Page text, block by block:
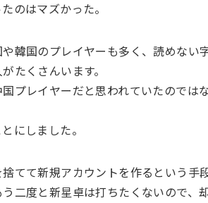
のはマズかった。
韓国のプレイヤーも多く、読めない
たくさんいます。
プレイヤーだと思われていたのでは
にしました。
てて新規アカウントを作るという手
二度と新星卓は打ちたくないので、